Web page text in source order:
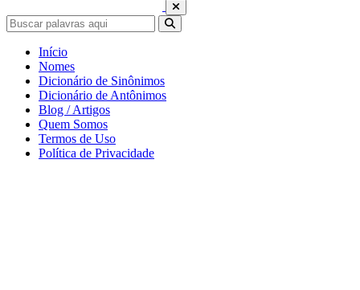
Início
Nomes
Dicionário de Sinônimos
Dicionário de Antônimos
Blog / Artigos
Quem Somos
Termos de Uso
Política de Privacidade